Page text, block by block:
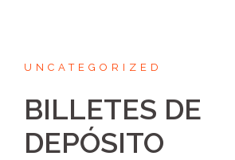
UNCATEGORIZED
BILLETES DE
DEPÓSITO